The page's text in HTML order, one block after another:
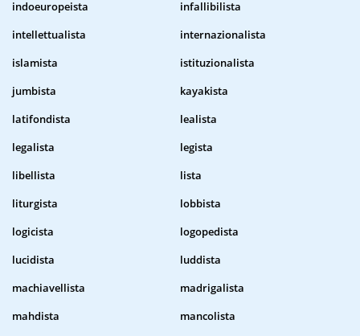
indoeuropeista
infallibilista
intellettualista
internazionalista
islamista
istituzionalista
jumbista
kayakista
latifondista
lealista
legalista
legista
libellista
lista
liturgista
lobbista
logicista
logopedista
lucidista
luddista
machiavellista
madrigalista
mahdista
mancolista